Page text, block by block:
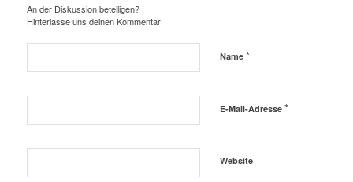
An der Diskussion beteiligen?
Hinterlasse uns deinen Kommentar!
Name *
E-Mail-Adresse *
Website